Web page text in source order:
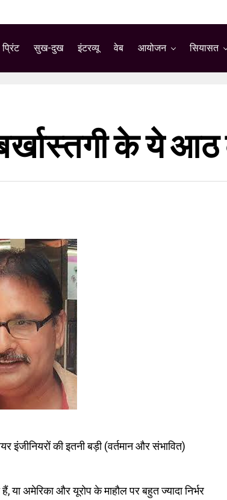
प्रिंट सुख-दुख इंटरव्यू वेब आयोजन सियासत
के ये
इंजीनियरों की इतनी बड़ी (वर्तमान और संभावित)
या अमेरिका और यूरोप के माहौल पर बहुत ज्यादा निर्भर